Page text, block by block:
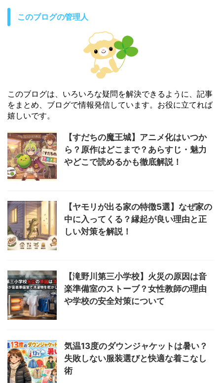
このブログの管理人
このブログは、いろいろな疑問を解決できるように、記事
をまとめ、ブログで情報発信しています。お役に立てれば
嬉しいです。
【すだちの魔王城】アニメ化はいつか
ら？原作はどこまで？あらすじ・魅力
やどこで読めるかも徹底解説！
【ヤモリが出る家の特徴5選】なぜ家の
中に入ってくる？縁起が良い理由と正
しい対策を解説！
【滝野川第三小学校】火災の原因は音
楽準備室のストーブ？女性教師の理由
や学校の安全対策について
気温13度のダウンジャケットは暑い？
失敗しない服装選びと快適な着こなし
術